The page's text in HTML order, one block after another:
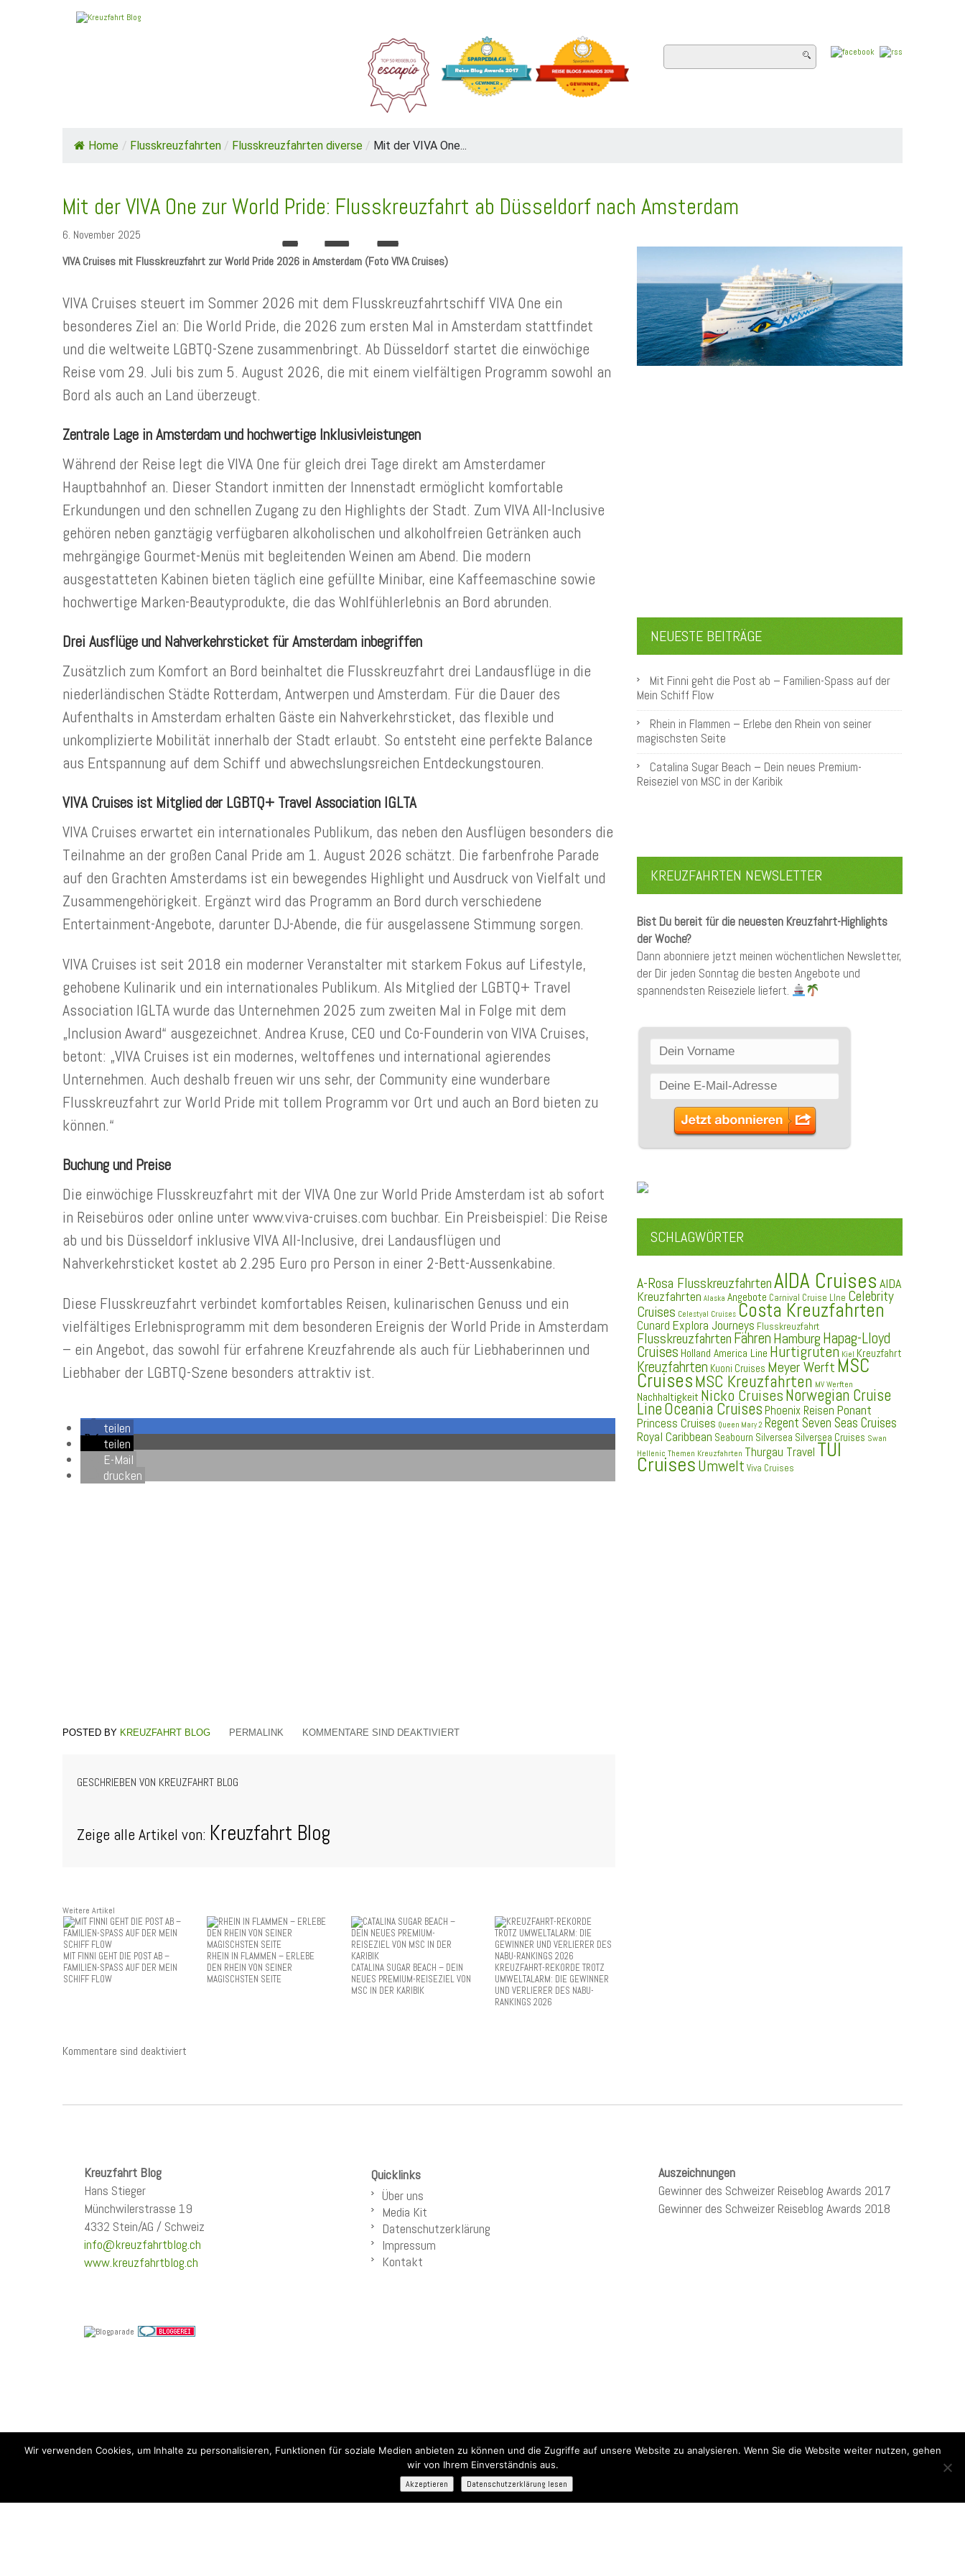
ANGEBOTE
Home / Flusskreuzfahrten / Flusskreuzfahrten diverse / Mit der VIVA One...
Mit der VIVA One zur World Pride: Flusskreuzfahrt ab Düsseldorf nach Amsterdam
6. November 2025
VIVA Cruises mit Flusskreuzfahrt zur World Pride 2026 in Amsterdam (Foto VIVA Cruises)
VIVA Cruises steuert im Sommer 2026 mit dem Flusskreuzfahrtschiff VIVA One ein
besonderes Ziel an: Die World Pride, die 2026 zum ersten Mal in Amsterdam stattfindet
und die weltweite LGBTQ-Szene zusammenbringt. Ab Düsseldorf startet die einwöchige
Reise vom 29. Juli bis zum 5. August 2026, die mit einem vielfältigen Programm sowohl an
Bord als auch an Land überzeugt.
Zentrale Lage in Amsterdam und hochwertige Inklusivleistungen
Während der Reise legt die VIVA One für gleich drei Tage direkt am Amsterdamer
Hauptbahnhof an. Dieser Standort inmitten der Innenstadt ermöglicht komfortable
Erkundungen und den schnellen Zugang zu den Highlights der Stadt. Zum VIVA All-Inclusive
gehören neben ganztägig verfügbaren alkoholischen und alkoholfreien Getränken auch
mehrgängige Gourmet-Menüs mit begleitenden Weinen am Abend. Die modern
ausgestatteten Kabinen bieten täglich eine gefüllte Minibar, eine Kaffeemaschine sowie
hochwertige Marken-Beautyprodukte, die das Wohlfühlerlebnis an Bord abrunden.
Drei Ausflüge und Nahverkehrsticket für Amsterdam inbegriffen
Zusätzlich zum Komfort an Bord beinhaltet die Flusskreuzfahrt drei Landausflüge in die
niederländischen Städte Rotterdam, Antwerpen und Amsterdam. Für die Dauer des
Aufenthalts in Amsterdam erhalten Gäste ein Nahverkehrsticket, das flexible und
unkomplizierte Mobilität innerhalb der Stadt erlaubt. So entsteht eine perfekte Balance
aus Entspannung auf dem Schiff und abwechslungsreichen Entdeckungstouren.
VIVA Cruises ist Mitglied der LGBTQ+ Travel Association IGLTA
VIVA Cruises erwartet ein internationales Publikum, das neben den Ausflügen besonders die
Teilnahme an der großen Canal Pride am 1. August 2026 schätzt. Die farbenfrohe Parade
auf den Grachten Amsterdams ist ein bewegendes Highlight und Ausdruck von Vielfalt und
Zusammengehörigkeit. Ergänzt wird das Programm an Bord durch verschiedene
Entertainment-Angebote, darunter DJ-Abende, die für ausgelassene Stimmung sorgen.
VIVA Cruises ist seit 2018 ein moderner Veranstalter mit starkem Fokus auf Lifestyle,
gehobene Kulinarik und ein internationales Publikum. Als Mitglied der LGBTQ+ Travel
Association IGLTA wurde das Unternehmen 2025 zum zweiten Mal in Folge mit dem
„Inclusion Award“ ausgezeichnet. Andrea Kruse, CEO und Co-Founderin von VIVA Cruises,
betont: „VIVA Cruises ist ein modernes, weltoffenes und international agierendes
Unternehmen. Auch deshalb freuen wir uns sehr, der Community eine wunderbare
Flusskreuzfahrt zur World Pride mit tollem Programm vor Ort und auch an Bord bieten zu
können.“
Buchung und Preise
Die einwöchige Flusskreuzfahrt mit der VIVA One zur World Pride Amsterdam ist ab sofort
in Reisebüros oder online unter www.viva-cruises.com buchbar. Ein Preisbeispiel: Die Reise
ab und bis Düsseldorf inklusive VIVA All-Inclusive, drei Landausflügen und
Nahverkehrsticket kostet ab 2.295 Euro pro Person in einer 2-Bett-Aussenkabine.
Diese Flusskreuzfahrt verbindet komfortables Reisen, kulinarischen Genuss und ein
vielfältiges Erlebnisprogramm mit dem besonderen Ereignis der World Pride in Amsterdam
– ein Angebot, das sowohl für erfahrene Kreuzfahrende als auch für Liebhaberinnen und
Liebhaber der LGBTQ-Szene besonders attraktiv ist.
teilen
teilen
E-Mail
drucken
KREUZFAHRT BLOG PERMALINK KOMMENTARE SIND DEAKTIVIERT
GESCHRIEBEN VON KREUZFAHRT BLOG
Zeige alle Artikel von: Kreuzfahrt Blog
Weitere Artikel
MIT FINNI GEHT DIE POST AB –
FAMILIEN-SPASS AUF DER MEIN
SCHIFF FLOW
RHEIN IN FLAMMEN – ERLEBE
DEN RHEIN VON SEINER
MAGISCHSTEN SEITE
CATALINA SUGAR BEACH – DEIN
NEUES PREMIUM-REISEZIEL VON
MSC IN DER KARIBIK
KREUZFAHRT-REKORDE TROTZ
UMWELTALARM: DIE GEWINNER
UND VERLIERER DES NABU-
RANKINGS 2026
Kommentare sind deaktiviert
NEUESTE BEITRÄGE
Mit Finni geht die Post ab – Familien-Spass auf der
Mein Schiff Flow
Rhein in Flammen – Erlebe den Rhein von seiner
magischsten Seite
Catalina Sugar Beach – Dein neues Premium-
Reiseziel von MSC in der Karibik
KREUZFAHRTEN NEWSLETTER
Bist Du bereit für die neuesten Kreuzfahrt-Highlights
der Woche?
Dann abonniere jetzt meinen wöchentlichen Newsletter,
der Dir jeden Sonntag die besten Angebote und
spannendsten Reiseziele liefert.
SCHLAGWÖRTER
A-Rosa FlusskreuzfahrtenAIDA Cruises AIDA
Kreuzfahrten Alaska Angebote Carnival Cruise LIne Celebrity
Cruises Celestyal Cruises Costa Kreuzfahrten
Cunard Explora Journeys Flusskreuzfahrt
Flusskreuzfahrten FährenHamburgHapag-Lloyd
Cruises Holland America Line Hurtigruten Kiel Kreuzfahrt
Kreuzfahrten Kuoni Cruises Meyer Werft MSC
CruisesMSC Kreuzfahrten MV Werften
Nachhaltigkeit Nicko CruisesNorwegian Cruise
LineOceania Cruises Phoenix Reisen Ponant
Princess Cruises Queen Mary 2 Regent Seven Seas Cruises
Royal Caribbean Seabourn Silversea Silversea Cruises Swan
Hellenic Themen Kreuzfahrten Thurgau Travel TUI
CruisesUmwelt Viva Cruises
Kreuzfahrt Blog
Hans Stieger
Münchwilerstrasse 19
4332 Stein/AG / Schweiz
info@kreuzfahrtblog.ch
www.kreuzfahrtblog.ch
Quicklinks
Über uns
Media Kit
Datenschutzerklärung
Impressum
Kontakt
Auszeichnungen
Gewinner des Schweizer Reiseblog Awards 2017
Gewinner des Schweizer Reiseblog Awards 2018
Wir verwenden Cookies, um Inhalte zu personalisieren, Funktionen für soziale Medien anbieten zu können und die Zugriffe auf unsere Website zu analysieren. Wenn Sie die Website weiter nutzen, gehen
wir von Ihrem Einverständnis aus.
Akzeptieren
Datenschutzerklärung lesen